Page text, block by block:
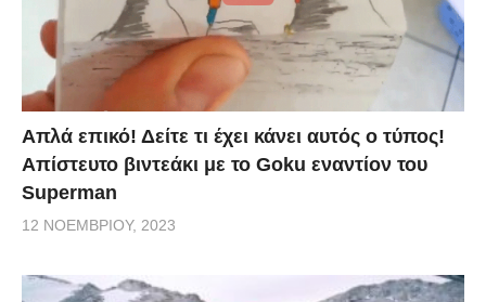
Απλά επικό! Δείτε τι έχει κάνει αυτός ο τύπος!
Απίστευτο βιντεάκι με το Goku εναντίον του
Superman
12 ΝΟΕΜΒΡΊΟΥ, 2023